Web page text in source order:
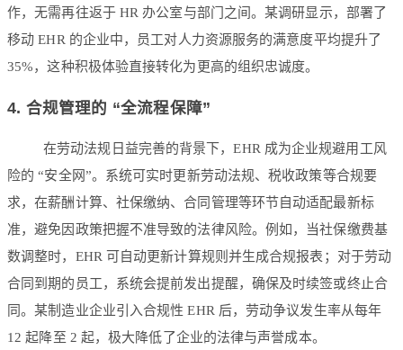
作，无需再往返于 HR 办公室与部门之间。某调研显示，部署了
移动 EHR 的企业中，员工对人力资源服务的满意度平均提升了
35%，这种积极体验直接转化为更高的组织忠诚度。
4. 合规管理的 “全流程保障”
在劳动法规日益完善的背景下，EHR 成为企业规避用工风
险的 “安全网”。系统可实时更新劳动法规、税收政策等合规要
求，在薪酬计算、社保缴纳、合同管理等环节自动适配最新标
准，避免因政策把握不准导致的法律风险。例如，当社保缴费基
数调整时，EHR 可自动更新计算规则并生成合规报表；对于劳动
合同到期的员工，系统会提前发出提醒，确保及时续签或终止合
同。某制造业企业引入合规性 EHR 后，劳动争议发生率从每年
12 起降至 2 起，极大降低了企业的法律与声誉成本。